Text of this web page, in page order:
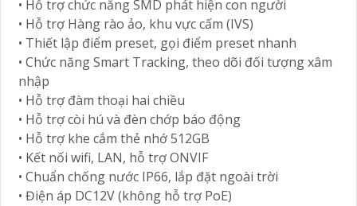
• Hỗ trợ chức năng SMD phát hiện con người
• Hỗ trợ Hàng rào ảo, khu vực cấm (IVS)
• Thiết lập điểm preset, gọi điểm preset nhanh
• Chức năng Smart Tracking, theo dõi đối tượng xâm
nhập
• Hỗ trợ đàm thoại hai chiều
• Hỗ trợ còi hú và đèn chớp báo động
• Hỗ trợ khe cắm thẻ nhớ 512GB
• Kết nối wifi, LAN, hỗ trợ ONVIF
• Chuẩn chống nước IP66, lắp đặt ngoài trời
• Điện áp DC12V (không hỗ trợ PoE)